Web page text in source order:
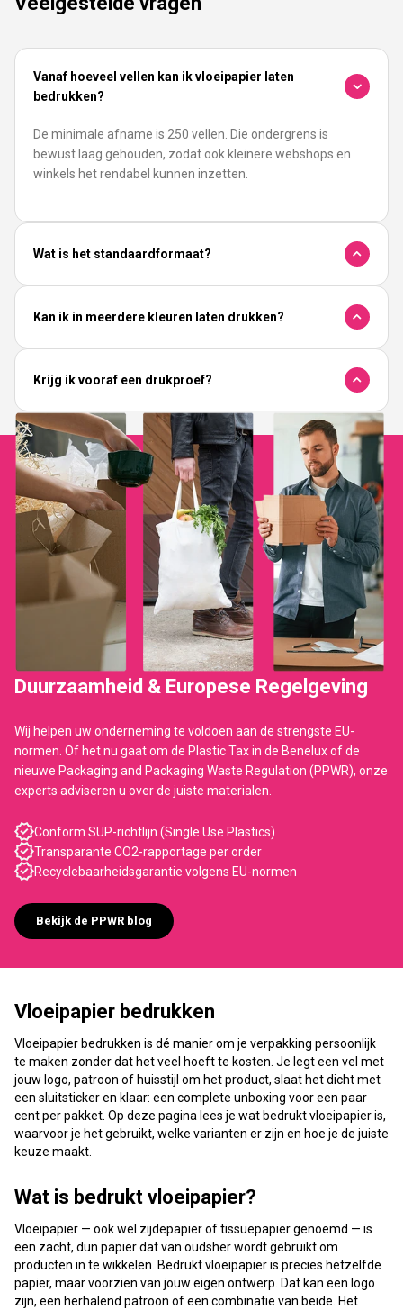
Vanaf hoeveel vellen kan ik vloeipapier laten
bedrukken?
De minimale afname is 250 vellen. Die ondergrens is
bewust laag gehouden, zodat ook kleinere webshops en
winkels het rendabel kunnen inzetten.
Wat is het standaardformaat?
Kan ik in meerdere kleuren laten drukken?
Krijg ik vooraf een drukproef?
Duurzaamheid & Europese Regelgeving
Wij helpen uw onderneming te voldoen aan de strengste EU-
normen. Of het nu gaat om de Plastic Tax in de Benelux of de
nieuwe Packaging and Packaging Waste Regulation (PPWR), onze
experts adviseren u over de juiste materialen.
Conform SUP-richtlijn (Single Use Plastics)
Transparante CO2-rapportage per order
Recyclebaarheidsgarantie volgens EU-normen
Bekijk de PPWR blog
Vloeipapier bedrukken
Vloeipapier bedrukken is dé manier om je verpakking persoonlijk
te maken zonder dat het veel hoeft te kosten. Je legt een vel met
jouw logo, patroon of huisstijl om het product, slaat het dicht met
een sluitsticker en klaar: een complete unboxing voor een paar
cent per pakket. Op deze pagina lees je wat bedrukt vloeipapier is,
waarvoor je het gebruikt, welke varianten er zijn en hoe je de juiste
keuze maakt.
Wat is bedrukt vloeipapier?
Vloeipapier — ook wel zijdepapier of tissuepapier genoemd — is
een zacht, dun papier dat van oudsher wordt gebruikt om
producten in te wikkelen. Bedrukt vloeipapier is precies hetzelfde
papier, maar voorzien van jouw eigen ontwerp. Dat kan een logo
zijn, een herhalend patroon of een combinatie van beide. Het